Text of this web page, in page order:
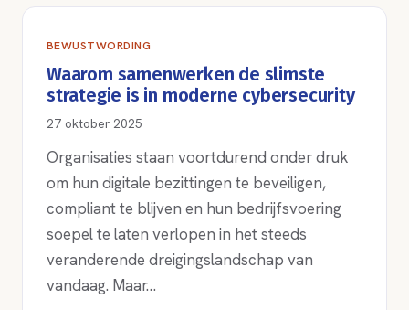
BEWUSTWORDING
Waarom samenwerken de slimste
strategie is in moderne cybersecurity
27 oktober 2025
Organisaties staan voortdurend onder druk
om hun digitale bezittingen te beveiligen,
compliant te blijven en hun bedrijfsvoering
soepel te laten verlopen in het steeds
veranderende dreigingslandschap van
vandaag. Maar…